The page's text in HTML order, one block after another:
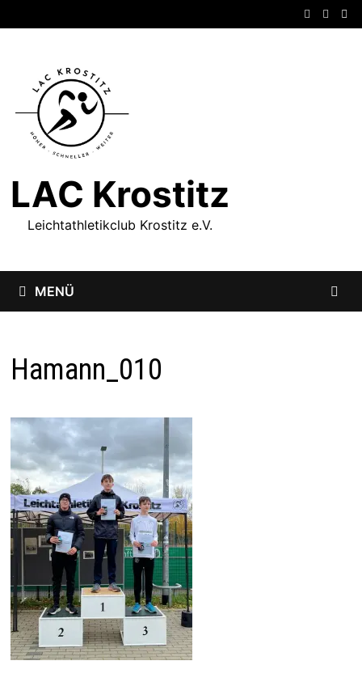
Inhalt
LAC Krostitz
Leichtathletikclub Krostitz e.V.
MENÜ
Hamann_010